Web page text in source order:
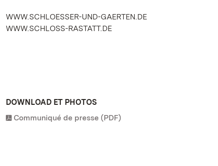
WWW.SCHLOESSER-UND-GAERTEN.DE
WWW.SCHLOSS-RASTATT.DE
DOWNLOAD ET PHOTOS
Communiqué de presse (PDF)